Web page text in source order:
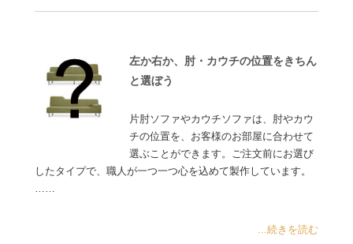
左か右か、肘・カウチの位置をきちん
と選ぼう
片肘ソファやカウチソファは、肘やカウ
チの位置を、お客様のお部屋に合わせて
選ぶことができます。ご注文前にお選び
したタイプで、職人が一つ一つ心を込めて製作しています。
……
...続きを読む